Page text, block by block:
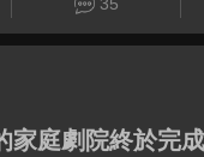
35
庭劇院終於完